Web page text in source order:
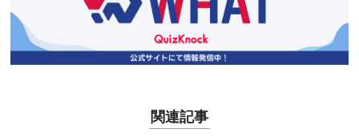
関連記事